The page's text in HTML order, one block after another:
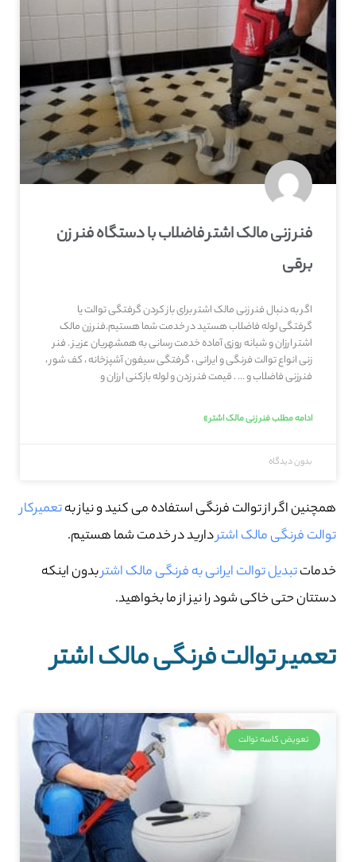
فنر زنی مالک اشتر فاضلاب با دستگاه فنر زن
برقی
اگر به دنبال فنر زنی مالک اشتر برای باز کردن گرفتگی توالت یا
گرفتگی لوله فاضلاب هستید در خدمت شما هستیم.فنرزن مالک
اشتر ارزان و شبانه روزی آماده خدمت رسانی به همشهریان عزیز . فنر
زنی انواع توالت فرنگی و ایرانی ، گرفتگی سیفون آشپزخانه ، کف شور ،
فنرزنی فاضلاب و … . قیمت فنر زدن و لوله بازکنی ارزان و
ادامه مطلب فنر زنی مالک اشتر »
بدون دیدگاه
همچنین اگر از توالت فرنگی استفاده می کنید و نیاز بهتعمیرکار
توالت فرنگی مالک اشتردارید در خدمت شما هستیم.
خدماتتبدیل توالت ایرانی به فرنگی مالک اشتربدون اینکه
دستتان حتی خاکی شود را نیز از ما بخواهید.
تعمیر توالت فرنگی مالک اشتر
تعویض کاسه توالت